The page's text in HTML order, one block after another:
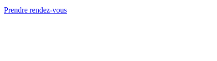
Prendre rendez-vous